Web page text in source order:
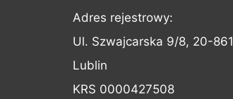
Adres rejestrowy:
Ul. Szwajcarska 9/8, 20-861
Lublin
KRS 0000427508